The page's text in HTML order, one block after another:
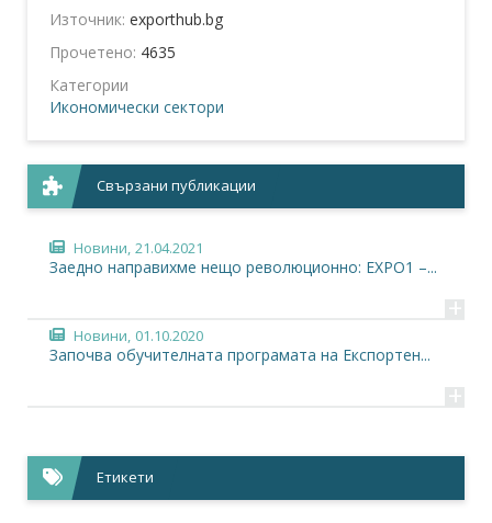
Източник: exporthub.bg
Прочетено: 4635
Категории
Икономически сектори
Свързани публикации
Новини, 21.04.2021
Заедно направихме нещо революционно: EXPO1 –...
+
Новини, 01.10.2020
Започва обучителната програмата на Експортен...
+
Етикети